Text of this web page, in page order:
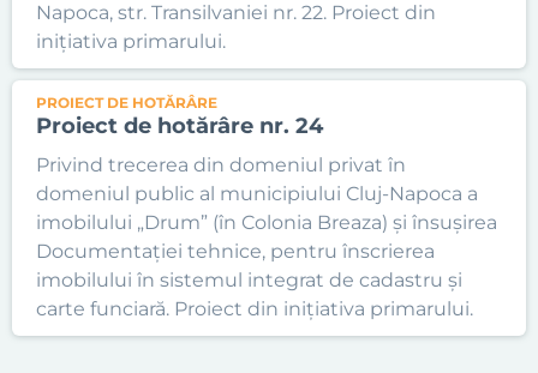
Napoca, str. Transilvaniei nr. 22. Proiect din
inițiativa primarului.
PROIECT DE HOTĂRÂRE
Proiect de hotărâre nr. 24
Privind trecerea din domeniul privat în
domeniul public al municipiului Cluj-Napoca a
imobilului „Drum” (în Colonia Breaza) și însușirea
Documentației tehnice, pentru înscrierea
imobilului în sistemul integrat de cadastru și
carte funciară. Proiect din inițiativa primarului.